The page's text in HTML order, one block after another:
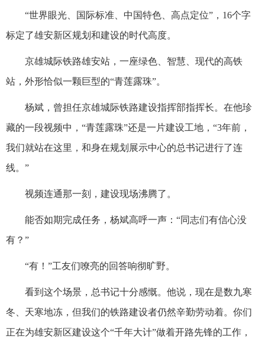
“世界眼光、国际标准、中国特色、高点定位”，16个字
标定了雄安新区规划和建设的时代高度。
京雄城际铁路雄安站，一座绿色、智慧、现代的高铁
站，外形恰似一颗巨型的“青莲露珠”。
杨斌，曾担任京雄城际铁路建设指挥部指挥长。在他珍
藏的一段视频中，“青莲露珠”还是一片建设工地，“3年前，
我们就站在这里，和身在规划展示中心的总书记进行了连
线。”
视频连通那一刻，建设现场沸腾了。
能否如期完成任务，杨斌高呼一声：“同志们有信心没
有？”
“有！”工友们嘹亮的回答响彻旷野。
看到这个场景，总书记十分感慨。他说，现在是数九寒
冬、天寒地冻，但我们的铁路建设者仍然辛勤劳动着。你们
正在为雄安新区建设这个“千年大计”做着开路先锋的工作，